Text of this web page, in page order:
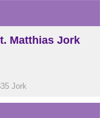
Matthias Jork
Jork
Jork